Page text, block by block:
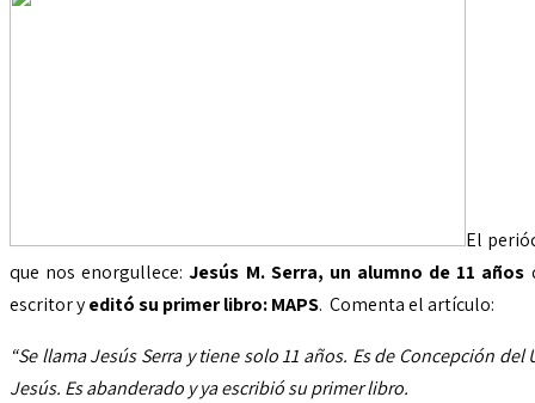
El
que nos enorgullece:Jesús M. Serra, un alumno de 11 años
escritor yeditó su primer libro: MAPS. Comenta el artículo:
“Se llama Jesús Serra y tiene solo 11 años. Es de Concepción
Jesús. Es abanderado y ya escribió su primer libro.